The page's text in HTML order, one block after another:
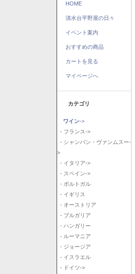
HOME
清水台平野屋の日々
イベント案内
おすすめの商品
カートを見る
マイページへ
カテゴリ
ワイン->
- フランス->
- シャンパン・ヴァンムスー-
>
- イタリア->
- スペイン->
- ポルトガル
- イギリス
- オーストリア
- ブルガリア
- ハンガリー
- ルーマニア
- ジョージア
- イスラエル
- ドイツ->